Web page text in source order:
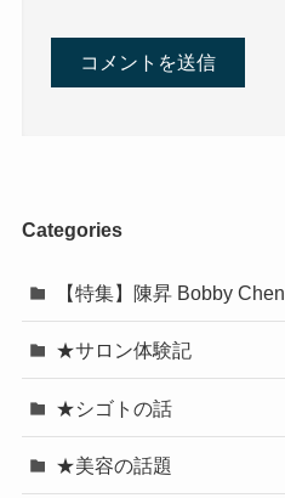
Categories
【特集】陳昇 Bobby Chen
★サロン体験記
★シゴトの話
★美容の話題